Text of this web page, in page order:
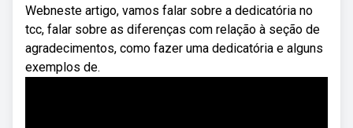
Webneste artigo, vamos falar sobre a dedicatória no
tcc, falar sobre as diferenças com relação à seção de
agradecimentos, como fazer uma dedicatória e alguns
exemplos de.